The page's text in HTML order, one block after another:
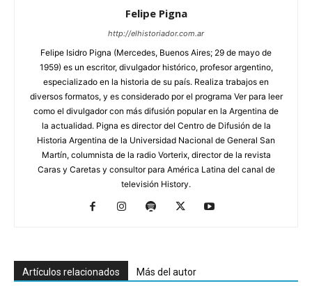
Felipe Pigna
http://elhistoriador.com.ar
Felipe Isidro Pigna (Mercedes, Buenos Aires; 29 de mayo de
1959) es un escritor, divulgador histórico, profesor argentino,
especializado en la historia de su país. Realiza trabajos en
diversos formatos, y es considerado por el programa Ver para leer
como el divulgador con más difusión popular en la Argentina de
la actualidad. Pigna es director del Centro de Difusión de la
Historia Argentina de la Universidad Nacional de General San
Martín, columnista de la radio Vorterix, director de la revista
Caras y Caretas y consultor para América Latina del canal de
televisión History.
Artículos relacionados Más del autor